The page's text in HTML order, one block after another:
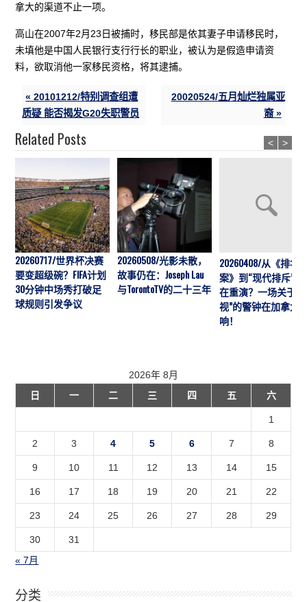
拿大的渠道不止一项。
高山在2007年2月23日被捕时，移民部是依其妻子申请移民时，
未填他是中国人民银行支行行长的职业，被认为是假造申请资
料，欲取消他一家移民资格，将其逮捕。
« 20101212/特别调查组遭
质疑 能否揭发G20失职警员
20020524/五月灿烂独属亚
裔 »
Related Posts
20260717/世界杯决赛
要变超级碗？FIFA计划
30分钟中场秀打破足
球规则引发争议
20260508/光影未散，
故事仍在：Joseph Lau
与TorontoTV的二十三年
20260408/从《排华
案》到“现代排斥”历
在重演？一场关于“
视”的警钟在加拿大
响！
< >
2026年 8月
日
一 二 三 四 五 六
1
2 3 4 5 6 7 8
9 10 11 12 13 14 15
16 17 18 19 20 21 22
23 24 25 26 27 28 29
30
31
« 7月
分类